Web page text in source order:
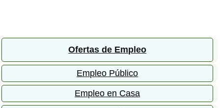
Ofertas de Empleo
Empleo Público
Empleo en Casa